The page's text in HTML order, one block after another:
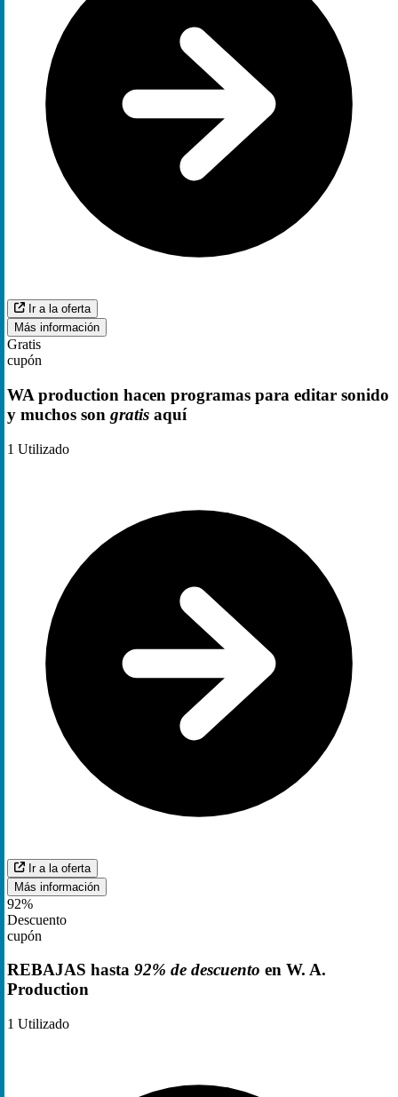
Ir a la oferta
Más información
Gratis
cupón
WA production hacen programas para editar sonido
y muchos son gratis aquí
1 Utilizado
Ir a la oferta
Más información
92%
Descuento
cupón
REBAJAS hasta 92% de descuento en W. A.
Production
1 Utilizado